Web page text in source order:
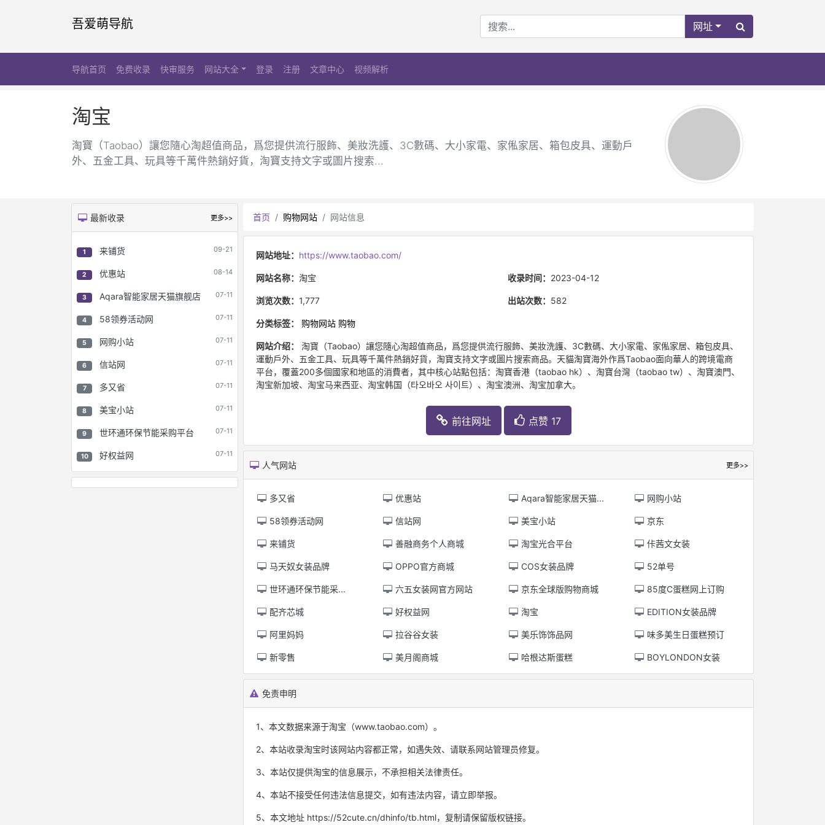
吾爱萌导航 网址
导航首页 免费收录 快审服务 网站大全 登录 注册 文章中心 视频解析
淘宝
淘寶（Taobao）讓您隨心淘超值商品，爲您提供流行服飾、美妝洗護、3C數碼、大小家電、家俬家居、箱包皮具、運動戶
外、五金工具、玩具等千萬件熱銷好貨，淘寶支持文字或圖片搜索...
最新收录 更多>>
1 来铺货 09-21
2 优惠站 08-14
3 Aqara智能家居天猫旗舰店 07-11
4 58领券活动网 07-11
5 网购小站 07-11
6 信站网 07-11
7 多又省 07-11
8 美宝小站 07-11
9 世环通环保节能采购平台 07-11
10 好权益网 07-11
首页 购物网站 网站信息
网站地址： https://www.taobao.com/
网站名称： 淘宝 收录时间： 2023-04-12
浏览次数： 1,777 出站次数： 582
分类标签： 购物网站 购物
网站介绍：
淘寶（Taobao）讓您隨心淘超值商品，爲您提供流行服飾、美妝洗護、3C數碼、大小家電、家俬家居、箱包皮具、
運動戶外、五金工具、玩具等千萬件熱銷好貨，淘寶支持文字或圖片搜索商品。天貓淘寶海外作爲Taobao面向華人的跨境電商
平台，覆蓋200多個國家和地區的消費者，其中核心站點包括：淘寶香港（taobao hk）、淘寶台灣（taobao tw）、淘寶澳門、
淘宝新加坡、淘宝马来西亚、淘宝韩国（타오바오 사이트）、淘宝澳洲、淘宝加拿大。
前往网址 点赞 17
人气网站 更多>>
多又省 优惠站 Aqara智能家居天猫... 网购小站
58领券活动网 信站网 美宝小站 京东
来铺货 善融商务个人商城 淘宝光合平台 佧茜文女装
马天奴女装品牌 OPPO官方商城 COS女装品牌 52单号
世环通环保节能采... 六五女装网官方网站 京东全球版购物商城 85度C蛋糕网上订购
配齐芯城 好权益网 淘宝 EDITION女装品牌
阿里妈妈 拉谷谷女装 美乐饰饰品网 味多美生日蛋糕预订
新零售 美月阁商城 哈根达斯蛋糕 BOYLONDON女装
免责申明
1、本文数据来源于淘宝（www.taobao.com）。
2、本站收录淘宝时该网站内容都正常，如遇失效、请联系网站管理员修复。
3、本站仅提供淘宝的信息展示，不承担相关法律责任。
4、本站不接受任何违法信息提交，如有违法内容，请立即举报。
5、本文地址 https://52cute.cn/dhinfo/tb.html，复制请保留版权链接。